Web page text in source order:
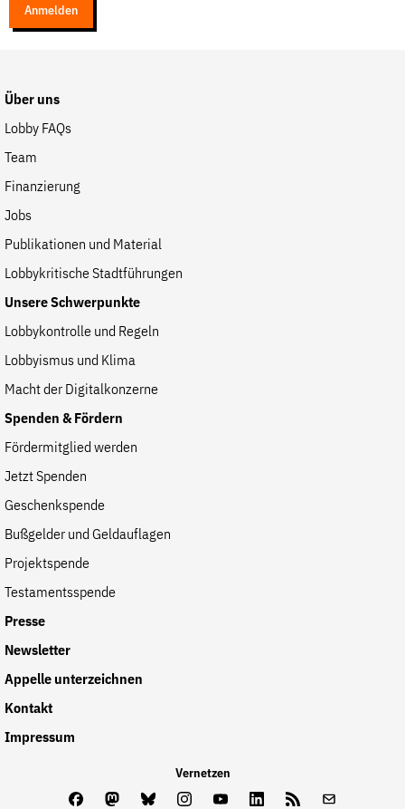
Anmelden
Über uns
Lobby FAQs
Team
Finanzierung
Jobs
Publikationen und Material
Lobbykritische Stadtführungen
Unsere Schwerpunkte
Lobbykontrolle und Regeln
Lobbyismus und Klima
Macht der Digitalkonzerne
Spenden & Fördern
Fördermitglied werden
Jetzt Spenden
Geschenkspende
Bußgelder und Geldauflagen
Projektspende
Testamentsspende
Presse
Newsletter
Appelle unterzeichnen
Kontakt
Impressum
Vernetzen
FacebookMastodon
BlueskyInstagram
YoutubeLinkedInFeed